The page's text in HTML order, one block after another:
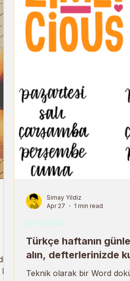
Türkçe haftanın
alın, defterlerinizde
Teknik olarak bir Word
DIY KAYNAK
Simay Yildiz
Apr 27
1 min read